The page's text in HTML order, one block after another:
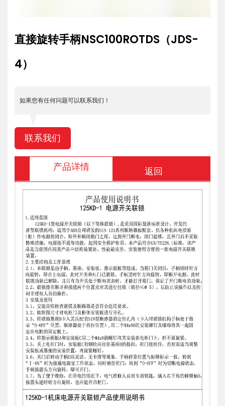
直接旋转手柄NSC100ROTDS（JDS-
4）
如果您有任何问题可以联系我们！
联系我们
产品详情 返回